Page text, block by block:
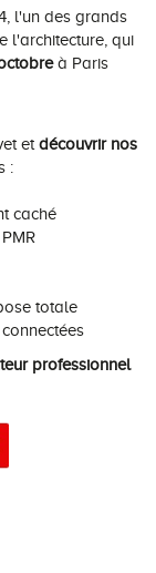
l'un des grands
l'architecture, qui
à Paris
et découvrir nos
:
caché
totale
professionnel